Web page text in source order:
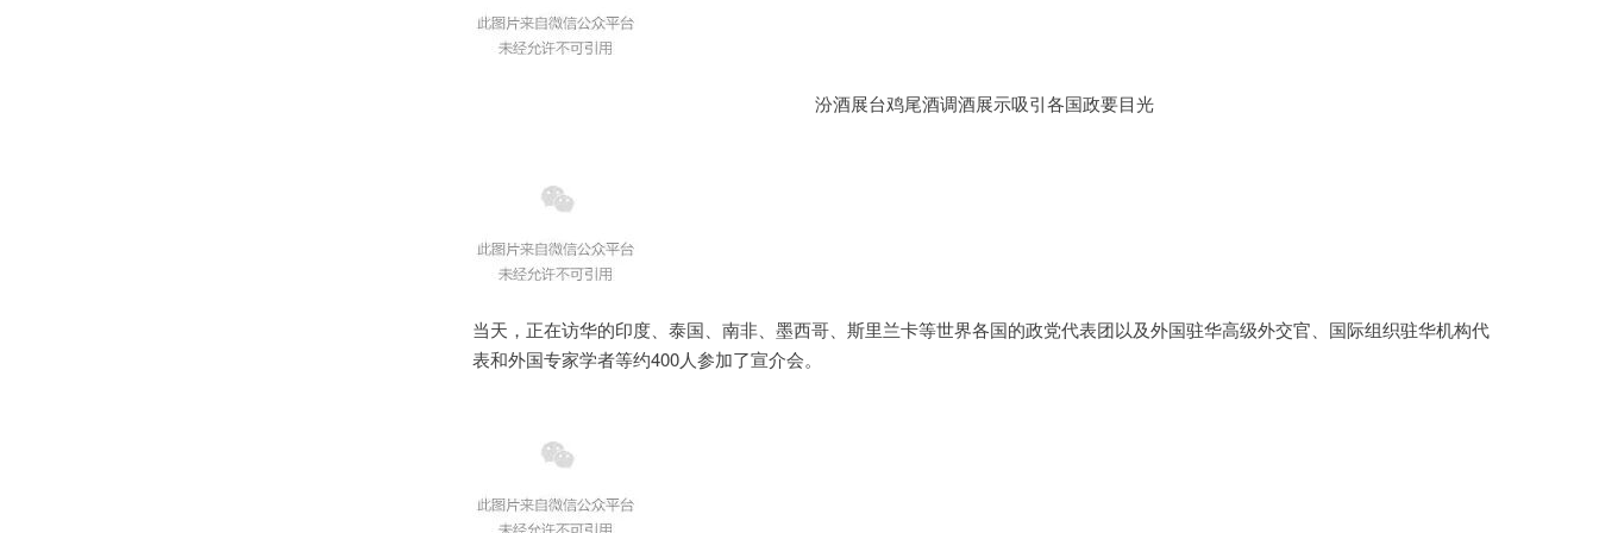
汾酒展台鸡尾酒调酒展示吸引各国政要目光
当天，正在访华的印度、泰国、南非、墨西哥、斯里兰卡等世界各国的政党代表团以及外国驻华高级外交官、国际组织驻华机构代
表和外国专家学者等约400人参加了宣介会。